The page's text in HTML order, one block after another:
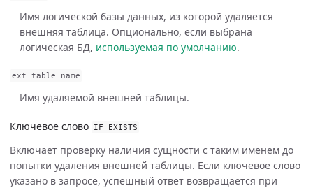
Имя логической базы данных, из которой удаляется
внешняя таблица. Опционально, если выбрана
логическая БД, используемая по умолчанию.
ext_table_name
Имя удаляемой внешней таблицы.
Ключевое слово IF EXISTS
Включает проверку наличия сущности с таким именем до
попытки удаления внешней таблицы. Если ключевое слово
указано в запросе, успешный ответ возвращается при